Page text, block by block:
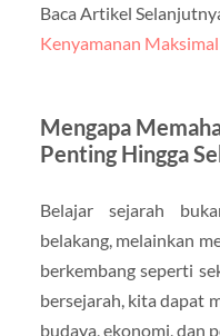
Baca Artikel
Kenyamanan Maksimal
Mengapa
Penting Hingga
Belajar sejarah
belakang, melainkan
berkembang seperti
bersejarah, kita dapat
budaya, ekonomi, dan